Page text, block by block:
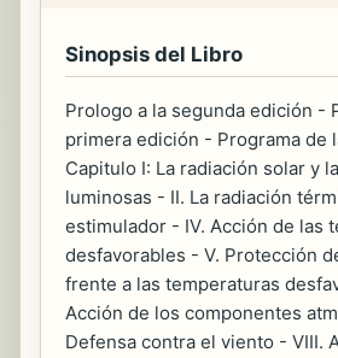
Sinopsis del Libro
Prologo a la segunda edición -
primera edición - Programa de
Capitulo I: La radiación solar y
luminosas - II. La radiación
estimulador - IV. Acción de las
desfavorables - V. Protección
frente a las temperaturas
Acción de los componentes
Defensa contra el viento - VIII.